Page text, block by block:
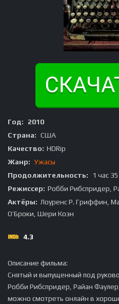
Год:
2010
Страна: США
Качество: HDRip
Жанр: Ужасы
Продолжительность:
1 час
Режиссер: Робби Рибспридер,
Актёры: Лоуренс Р. Гриффин,
О’Броки, Шери Коэн
4.3
Описание фильма:
Снятый и выпущенный под
Робби Рибспридер, Райан
можно смотреть онлайн в